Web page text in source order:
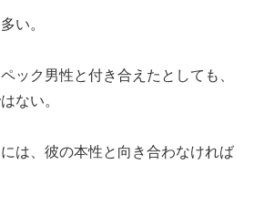
い。
ック男性と付き合えたとしても、
ない。
は、彼の本性と向き合わなければ